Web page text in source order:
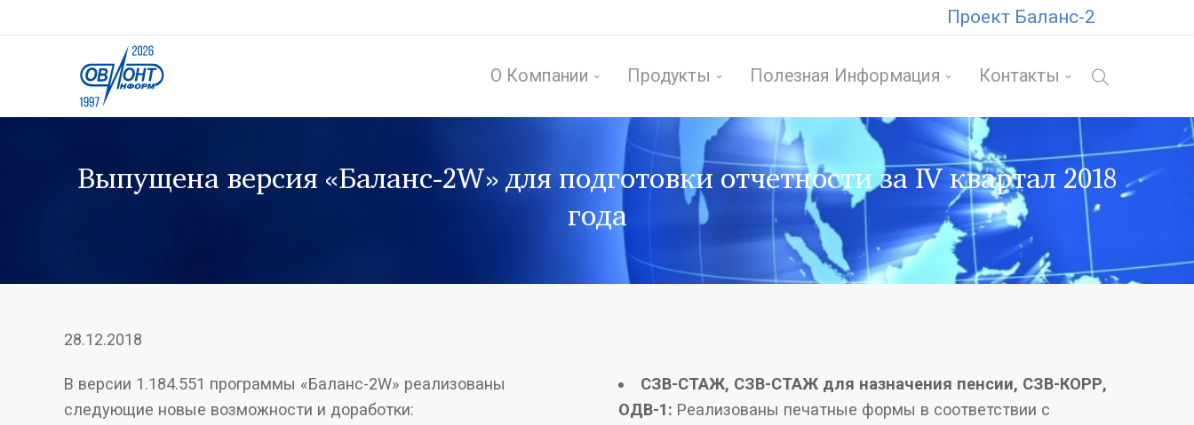
Проект Баланс-2
О Компании Продукты Полезная Информация Контакты
Выпущена версия «Баланс-2W» для подготовки отчетности за IV квартал 2018
года
28.12.2018
В версии 1.184.551 программы «Баланс-2W» реализованы
следующие новые возможности и доработки:
СЗВ-СТАЖ, СЗВ-СТАЖ для назначения пенсии, СЗВ-КОРР,
ОДВ-1: Реализованы печатные формы в соответствии с